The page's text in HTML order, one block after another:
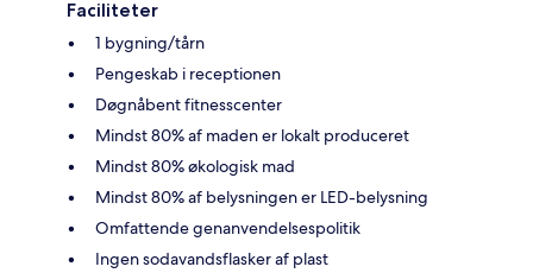
Faciliteter
1 bygning/tårn
Pengeskab i receptionen
Døgnåbent fitnesscenter
Mindst 80% af maden er lokalt produceret
Mindst 80% økologisk mad
Mindst 80% af belysningen er LED-belysning
Omfattende genanvendelsespolitik
Ingen sodavandsflasker af plast